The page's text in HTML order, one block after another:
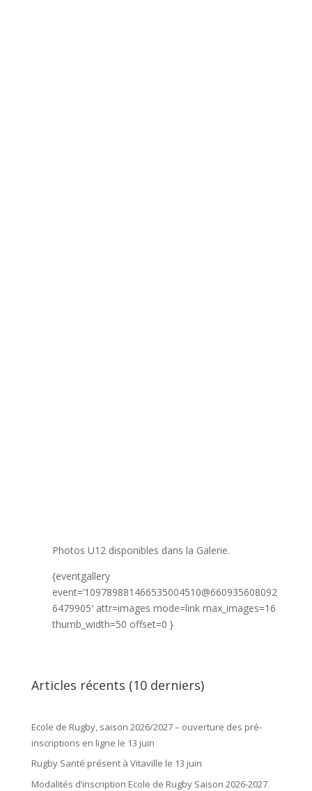
Photos U12 disponibles dans la Galerie.
{eventgallery
event=’109789881466535004510@660935608092
6479905′ attr=images mode=link max_images=16
thumb_width=50 offset=0 }
Articles récents (10 derniers)
Ecole de Rugby, saison 2026/2027 – ouverture des pré-
inscriptions en ligne le 13 juin
Rugby Santé présent à Vitaville le 13 juin
Modalités d’inscription Ecole de Rugby Saison 2026-2027